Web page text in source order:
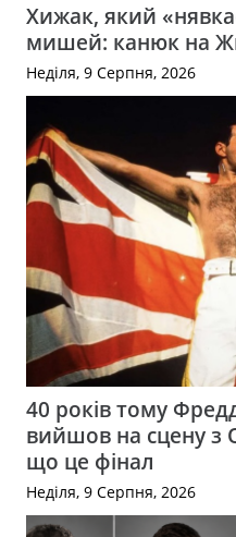
Хижак, який
мишей: канюк на
Неділя, 9 Серпня, 2026
40 років тому
вийшов на сцену з
що це фінал
Неділя, 9 Серпня, 2026